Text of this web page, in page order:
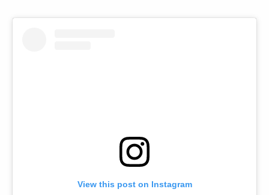
View this post on Instagram